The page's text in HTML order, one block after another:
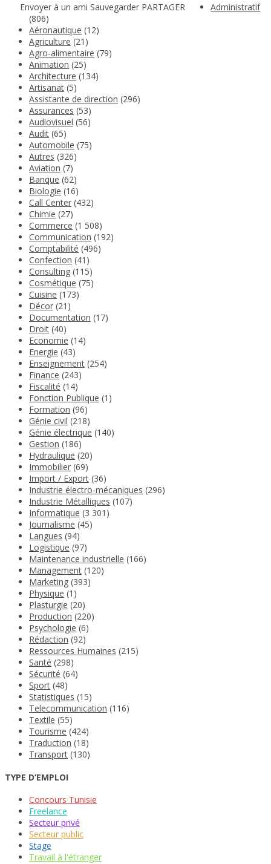
Envoyer à un ami Sauvegarder PARTAGER
Administratif
(806)
Aéronautique (12)
Agriculture (21)
Agro-alimentaire (79)
Animation (25)
Architecture (134)
Artisanat (5)
Assistante de direction (296)
Assurances (53)
Audiovisuel (56)
Audit (65)
Automobile (75)
Autres (326)
Aviation (7)
Banque (62)
Biologie (16)
Call Center (432)
Chimie (27)
Commerce (1 508)
Communication (192)
Comptabilité (496)
Confection (41)
Consulting (115)
Cosmétique (75)
Cuisine (173)
Décor (21)
Documentation (17)
Droit (40)
Economie (14)
Energie (43)
Enseignement (254)
Finance (243)
Fiscalité (14)
Fonction Publique (1)
Formation (96)
Génie civil (218)
Génie électrique (140)
Gestion (186)
Hydraulique (20)
Immobilier (69)
Import / Export (36)
Industrie électro-mécaniques (296)
Industrie Métalliques (107)
Informatique (3 301)
Journalisme (45)
Langues (94)
Logistique (97)
Maintenance industrielle (166)
Management (120)
Marketing (393)
Physique (1)
Plasturgie (20)
Production (220)
Psychologie (6)
Rédaction (92)
Ressources Humaines (215)
Santé (298)
Sécurité (64)
Sport (48)
Statistiques (15)
Telecommunication (116)
Textile (55)
Tourisme (424)
Traduction (18)
Transport (130)
TYPE D’EMPLOI
Concours Tunisie
Freelance
Secteur privé
Secteur public
Stage
Travail à l'étranger